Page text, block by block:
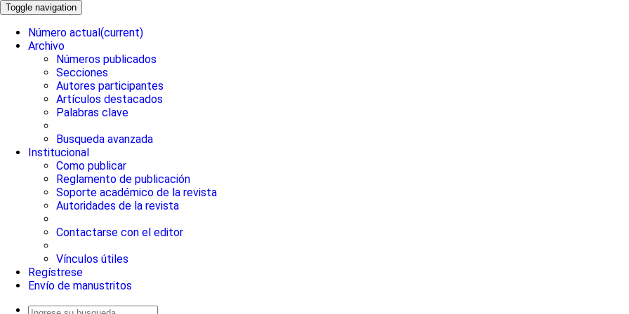
Toggle navigation
Número actual(current)
Archivo
Números publicados
Secciones
Autores participantes
Artículos destacados
Palabras clave
Busqueda avanzada
Institucional
Como publicar
Reglamento de publicación
Soporte académico de la revista
Autoridades de la revista
Contactarse con el editor
Vínculos útiles
Regístrese
Envío de manustritos